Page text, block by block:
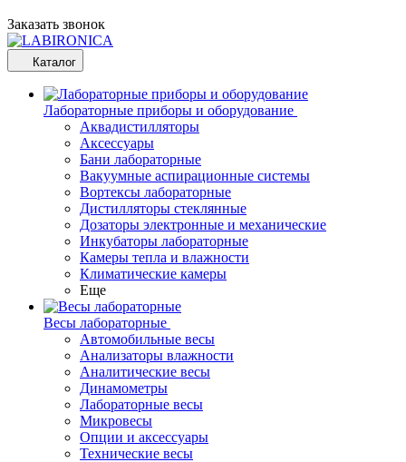
Заказать звонок
Каталог
Лабораторные приборы и оборудование
Аквадистилляторы
Аксессуары
Бани лабораторные
Вакуумные аспирационные системы
Вортексы лабораторные
Дистилляторы стеклянные
Дозаторы электронные и механические
Инкубаторы лабораторные
Камеры тепла и влажности
Климатические камеры
Еще
Весы лабораторные
Автомобильные весы
Анализаторы влажности
Аналитические весы
Динамометры
Лабораторные весы
Микровесы
Опции и аксессуары
Технические весы